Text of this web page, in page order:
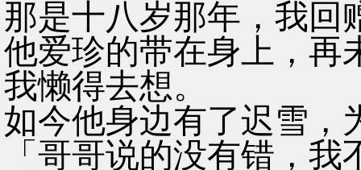
那是十八岁那年，我回
他爱珍的带在身上，再
我懒得去想。
如今他身边有了迟雪，
「哥哥说的没有错，